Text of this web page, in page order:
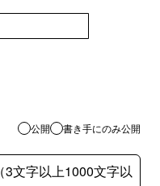
公開 書き手にのみ公開